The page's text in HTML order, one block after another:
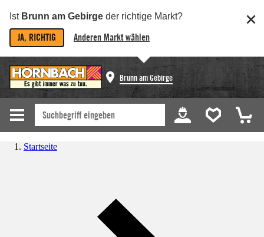
Ist Brunn am Gebirge der richtige Markt?
JA, RICHTIG Anderen Markt wählen
Brunn am Gebirge
Startseite